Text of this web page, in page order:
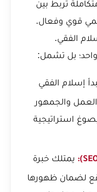
تربط بين
قوي وفعال.
الفقي.
بل تشمل:
إسلام الفقي
والجمهور
استراتيجية
يمتلك خبرة
لضمان ظهورها